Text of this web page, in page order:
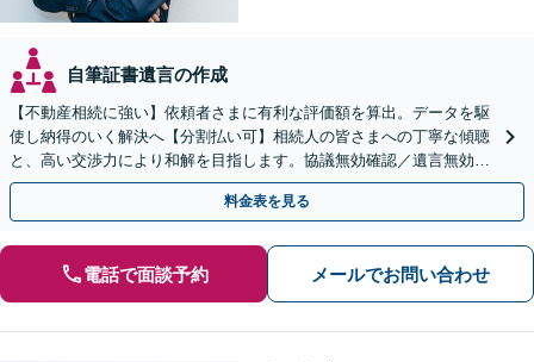
自筆証書遺言の作成
【不動産相続に強い】依頼者さまに有利な評価額を算出。データを駆
使し納得のいく解決へ【分割払い可】相続人の皆さまへの丁寧な傾聴
と、高い交渉力により和解を目指します。協議無効確認／遺言無効確
認など、複雑な訴訟も実績豊富【夜間対応】
料金表を見る
電話で面談予約 メールでお問い合わせ